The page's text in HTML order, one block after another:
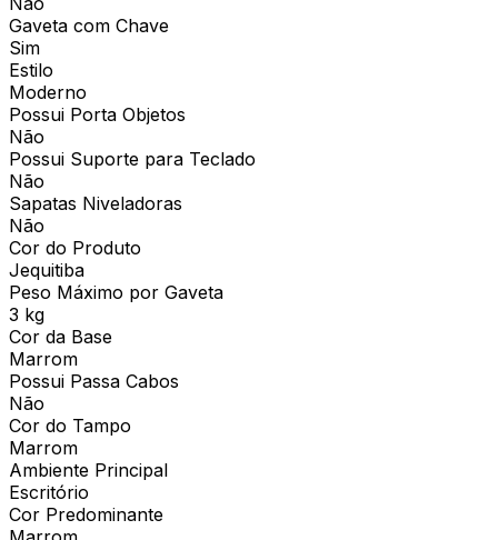
Gaveta com Chave
Sim
Estilo
Moderno
Possui Porta Objetos
Não
Possui Suporte para Teclado
Não
Sapatas Niveladoras
Não
Cor do Produto
Jequitiba
Peso Máximo por Gaveta
3 kg
Cor da Base
Marrom
Possui Passa Cabos
Não
Cor do Tampo
Marrom
Ambiente Principal
Escritório
Cor Predominante